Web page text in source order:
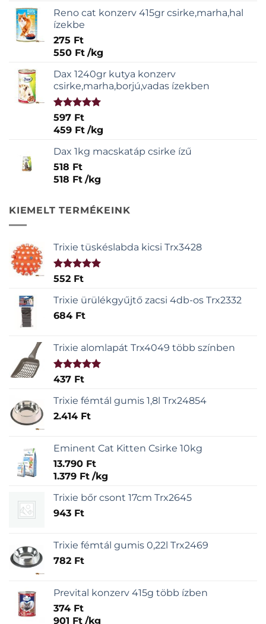
Reno cat konzerv 415gr csirke,marha,hal
ízekbe
275 Ft
550 Ft /kg
Dax 1240gr kutya konzerv
csirke,marha,borjú,vadas ízekben
Értékelés:
5.00/ 5
597 Ft
459 Ft /kg
Dax 1kg macskatáp csirke ízű
518 Ft
518 Ft /kg
KIEMELT TERMÉKEINK
Trixie tüskéslabda kicsi Trx3428
Értékelés:
552 Ft
Trixie ürülékgyűjtő zacsi 4db-os Trx2332
684 Ft
Trixie alomlapát Trx4049 több színben
Értékelés:
437 Ft
Trixie fémtál gumis 1,8l Trx24854
2.414 Ft
Eminent Cat Kitten Csirke 10kg
13.790 Ft
1.379 Ft /kg
Trixie bőr csont 17cm Trx2645
943 Ft
Trixie fémtál gumis 0,22l Trx2469
782 Ft
Prevital konzerv 415g több ízben
374 Ft
901 Ft /kg